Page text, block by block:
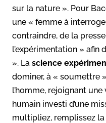
sur la nature ». Pour
une « femme à
contraindre, de la
l’expérimentation » afin
». La science
dominer, à « soumettre
l’homme, rejoignant une
humain investi d’une
multipliez, remplissez